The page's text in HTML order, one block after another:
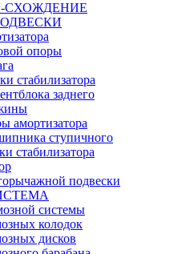
СХОЖДЕНИЕ
опоры
стабилизатора
заднего
амортизатора
ступичного
стабилизатора
подвески
системы
колодок
дисков